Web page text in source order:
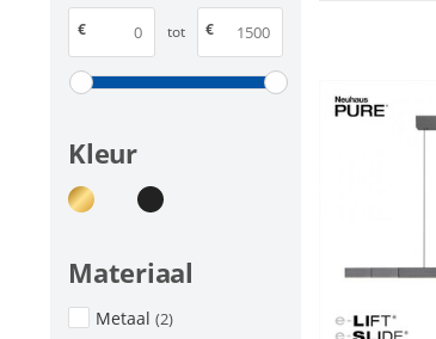
€ tot €
Kleur
Materiaal
Metaal (2)